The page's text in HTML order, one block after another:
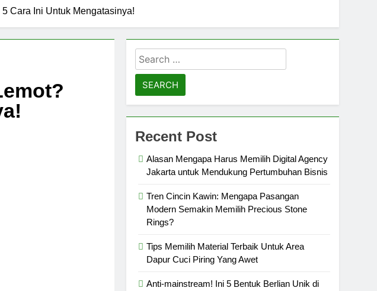
Cara Ini Untuk Mengatasinya!
Search
for:
Recent Post
Alasan Mengapa Harus Memilih Digital Agency
Jakarta untuk Mendukung Pertumbuhan Bisnis
Tren Cincin Kawin: Mengapa Pasangan
Modern Semakin Memilih Precious Stone
Rings?
Tips Memilih Material Terbaik Untuk Area
Dapur Cuci Piring Yang Awet
Anti-mainstream! Ini 5 Bentuk Berlian Unik di